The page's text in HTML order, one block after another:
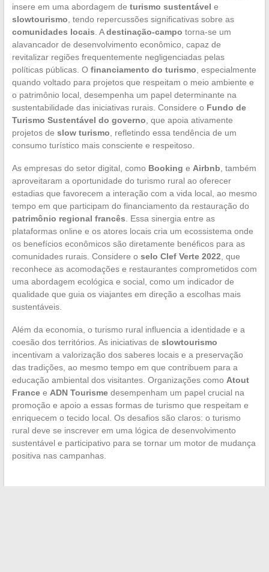
insere em uma abordagem de turismo sustentável e
slowtourismo, tendo repercussões significativas sobre as
comunidades locais. Adestinação-campo torna-se um
alavancador de desenvolvimento econômico, capaz de
revitalizar regiões frequentemente negligenciadas pelas
políticas públicas. O financiamento do turismo, especialmente
quando voltado para projetos que respeitam o meio ambiente e
o patrimônio local, desempenha um papel determinante na
sustentabilidade das iniciativas rurais. Considere o Fundo de
Turismo Sustentável do governo, que apoia ativamente
projetos de slow turismo, refletindo essa tendência de um
consumo turístico mais consciente e respeitoso.
As empresas do setor digital, como Booking e Airbnb, também
aproveitaram a oportunidade do turismo rural ao oferecer
estadias que favorecem a interação com a vida local, ao mesmo
tempo em que participam do financiamento da restauração do
patrimônio regional francês. Essa sinergia entre as
plataformas online e os atores locais cria um ecossistema onde
os benefícios econômicos são diretamente benéficos para as
comunidades rurais. Considere o selo Clef Verte 2022, que
reconhece as acomodações e restaurantes comprometidos com
uma abordagem ecológica e social, como um indicador de
qualidade que guia os viajantes em direção a escolhas mais
sustentáveis.
Além da economia, o turismo rural influencia a identidade e a
coesão dos territórios. As iniciativas de slowtourismo
incentivam a valorização dos saberes locais e a preservação
das tradições, ao mesmo tempo em que contribuem para a
educação ambiental dos visitantes. Organizações como Atout
Francee ADN Tourismedesempenham um papel crucial na
promoção e apoio a essas formas de turismo que respeitam e
enriquecem o tecido local. Os desafios são claros: o turismo
rural deve se inscrever em uma lógica de desenvolvimento
sustentável e participativo para se tornar um motor de mudança
positiva nas campanhas.